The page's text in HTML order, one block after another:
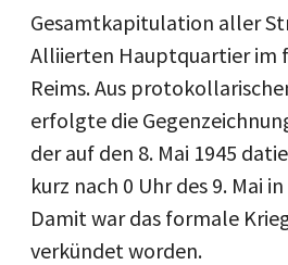
Gesamtkapitulation aller
Alliierten Hauptquartier im
Reims. Aus
erfolgte die
der auf den 8. Mai 1945
kurz nach 0 Uhr des 9. Mai
Damit war das formale
verkündet worden.